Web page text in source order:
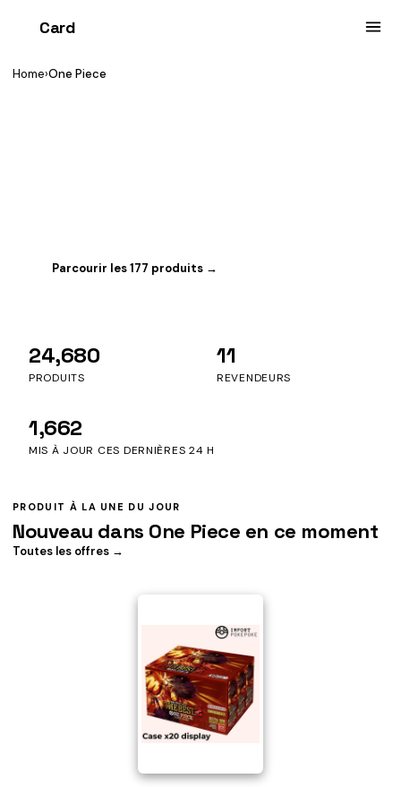
Card
Home›One Piece
Parcourir les 177 produits →
24,680
PRODUITS
11
REVENDEURS
1,662
MIS À JOUR CES DERNIÈRES 24 H
PRODUIT À LA UNE DU JOUR
Nouveau dans One Piece en ce moment
Toutes les offres →